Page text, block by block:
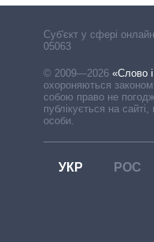
Cуб'єкт у сфері
05063
© 2009—2026 «Слово
охороняються
собою право не
публікується на
особи.
УКР РОС